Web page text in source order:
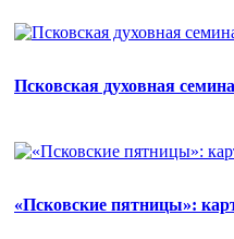
Псковская духовная
«Псковские пятницы»: